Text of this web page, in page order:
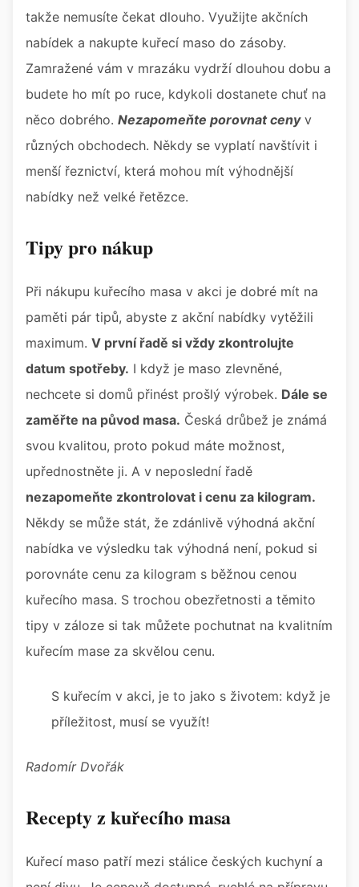
takže nemusíte čekat dlouho. Využijte akčních
nabídek a nakupte kuřecí maso do zásoby.
Zamražené vám v mrazáku vydrží dlouhou dobu a
budete ho mít po ruce, kdykoli dostanete chuť na
něco dobrého. Nezapomeňte porovnat cenyv
různých obchodech. Někdy se vyplatí navštívit i
menší řeznictví, která mohou mít výhodnější
nabídky než velké řetězce.
Tipy pro nákup
Při nákupu kuřecího masa v akci je dobré mít na
paměti pár tipů, abyste z akční nabídky vytěžili
maximum. V první řadě si vždy zkontrolujte
datum spotřeby. I když je maso zlevněné,
nechcete si domů přinést prošlý výrobek. Dále se
zaměřte na původ masa. Česká drůbež je známá
svou kvalitou, proto pokud máte možnost,
upřednostněte ji. A v neposlední řadě
nezapomeňte zkontrolovat i cenu za kilogram.
Někdy se může stát, že zdánlivě výhodná akční
nabídka ve výsledku tak výhodná není, pokud si
porovnáte cenu za kilogram s běžnou cenou
kuřecího masa. S trochou obezřetnosti a těmito
tipy v záloze si tak můžete pochutnat na kvalitním
kuřecím mase za skvělou cenu.
S kuřecím v akci, je to jako s životem: když je
příležitost, musí se využít!
Radomír Dvořák
Recepty z kuřecího masa
Kuřecí maso patří mezi stálice českých kuchyní a